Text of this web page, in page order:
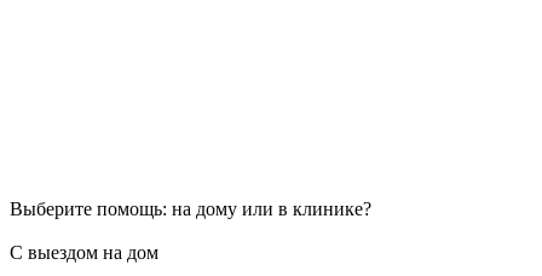
Выберите помощь: на дому или в клинике?
С выездом на дом